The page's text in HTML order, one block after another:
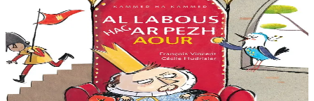
Al labous hag ar pezh aour
War doenn ar c’hastell ez eus ul labous o kanañ : – Setu me, setu
me, pinvidikoc’h eget ar roue ! Hag ar roue da c’hervel e soudarded
: – Kit da gemer e bezh aour digantañ !...